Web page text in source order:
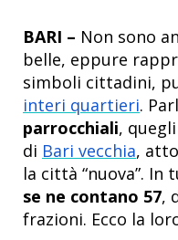
BARI – Non sono
belle, eppure
simboli cittadini,
interi quartieri.
parrocchiali,
di Bari vecchia,
la città “nuova”.
se ne contano 57,
frazioni. Ecco la